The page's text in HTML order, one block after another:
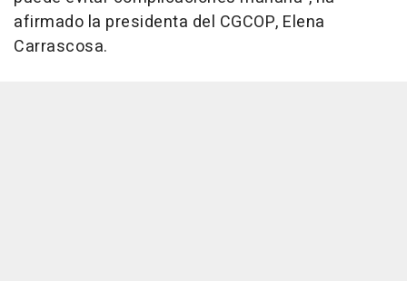
afirmado la presidenta del CGCOP, Elena
Carrascosa.